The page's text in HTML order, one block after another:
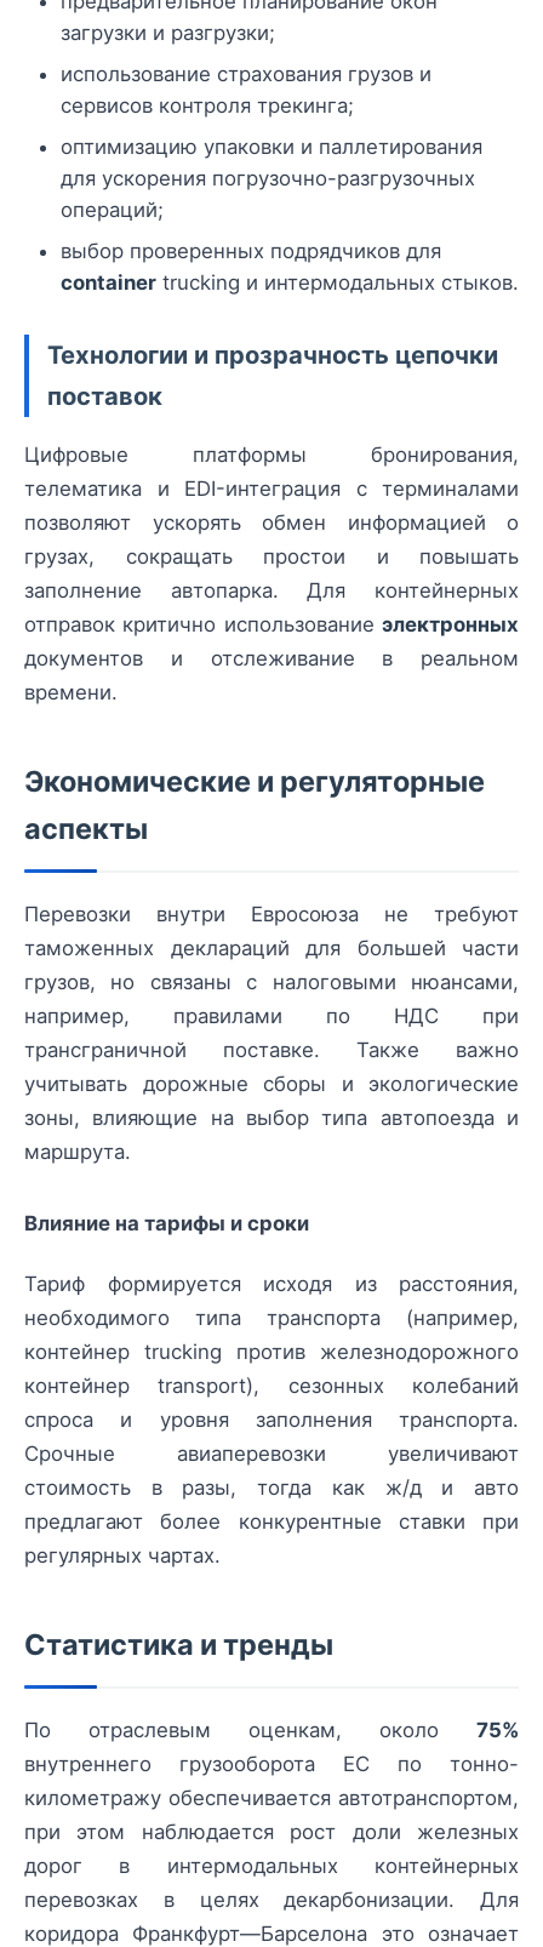
загрузки и разгрузки;
использование страхования грузов и
сервисов контроля трекинга;
оптимизацию упаковки и паллетирования
для ускорения погрузочно-разгрузочных
операций;
выбор проверенных подрядчиков для
container trucking и интермодальных стыков.
Технологии и прозрачность цепочки
поставок
Цифровые платформы бронирования,
телематика и EDI-интеграция с терминалами
позволяют ускорять обмен информацией о
грузах, сокращать простои и повышать
заполнение автопарка. Для контейнерных
отправок критично использование электронных
документов и отслеживание в реальном
времени.
Экономические и регуляторные
аспекты
Перевозки внутри Евросоюза не требуют
таможенных деклараций для большей части
грузов, но связаны с налоговыми нюансами,
например, правилами по НДС при
трансграничной поставке. Также важно
учитывать дорожные сборы и экологические
зоны, влияющие на выбор типа автопоезда и
маршрута.
Влияние на тарифы и сроки
Тариф формируется исходя из расстояния,
необходимого типа транспорта (например,
контейнер trucking против железнодорожного
контейнер transport), сезонных колебаний
спроса и уровня заполнения транспорта.
Срочные авиаперевозки увеличивают
стоимость в разы, тогда как ж/д и авто
предлагают более конкурентные ставки при
регулярных чартах.
Статистика и тренды
По отраслевым оценкам, около 75%
внутреннего грузооборота ЕС по тонно-
километражу обеспечивается автотранспортом,
при этом наблюдается рост доли железных
дорог в интермодальных контейнерных
перевозках в целях декарбонизации. Для
коридора Франкфурт—Барселона это означает